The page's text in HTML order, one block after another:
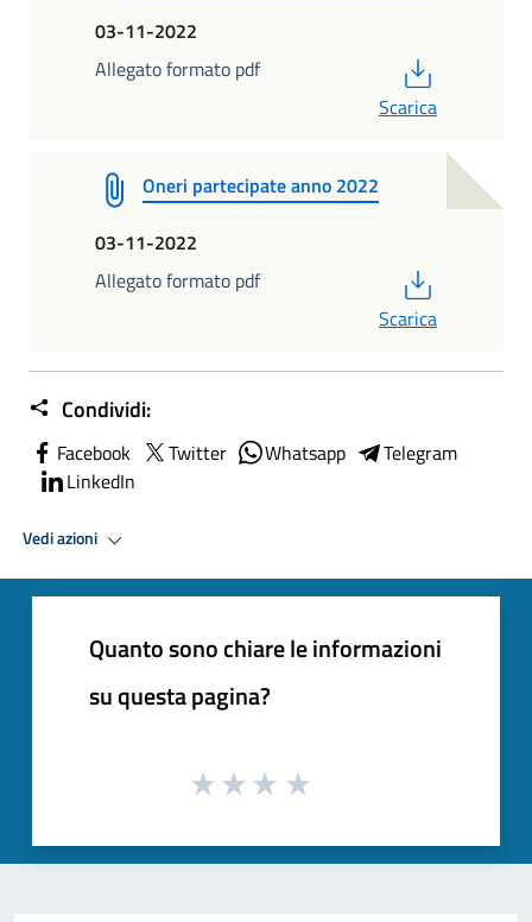
03-11-2022
Allegato formato pdf
Scarica
Oneri partecipate anno 2022
03-11-2022
Allegato formato pdf
Scarica
Condividi:
Facebook Twitter Whatsapp
Telegram
LinkedIn
Vedi azioni
Quanto sono chiare le informazioni
su questa pagina?